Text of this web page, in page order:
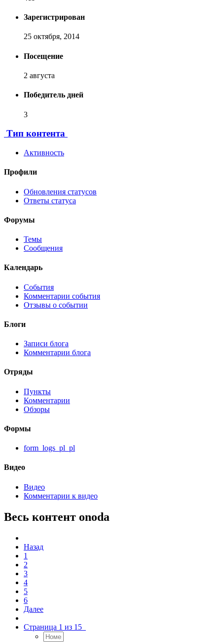
Зарегистрирован
25 октября, 2014
Посещение
2 августа
Победитель дней
3
Тип контента
Активность
Профили
Обновления статусов
Ответы статуса
Форумы
Темы
Сообщения
Календарь
События
Комментарии события
Отзывы о событии
Блоги
Записи блога
Комментарии блога
Отряды
Пункты
Комментарии
Обзоры
Формы
form_logs_pl_pl
Видео
Видео
Комментарии к видео
Весь контент onoda
Назад
1
2
3
4
5
6
Далее
Страница 1 из 15